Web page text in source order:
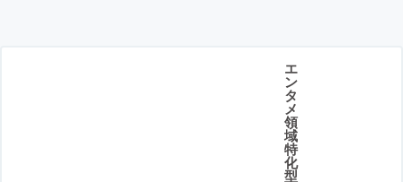
エ
ン
タ
メ
領
域
特
化
型